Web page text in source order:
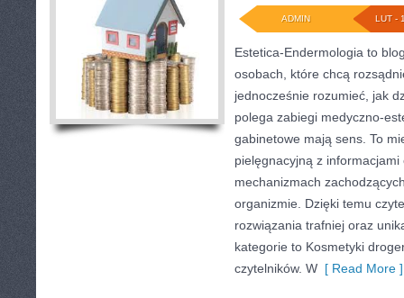
LUT -
ADMIN
Estetica-Endermologia to
osobach, które chcą
jednocześnie rozumieć, jak
polega zabiegi medyczno-
gabinetowe mają sens. To
pielęgnacyjną z informacjami
mechanizmach
organizmie. Dzięki temu
rozwiązania trafniej oraz
kategorie to Kosmetyki
czytelników. W [ Read More ]